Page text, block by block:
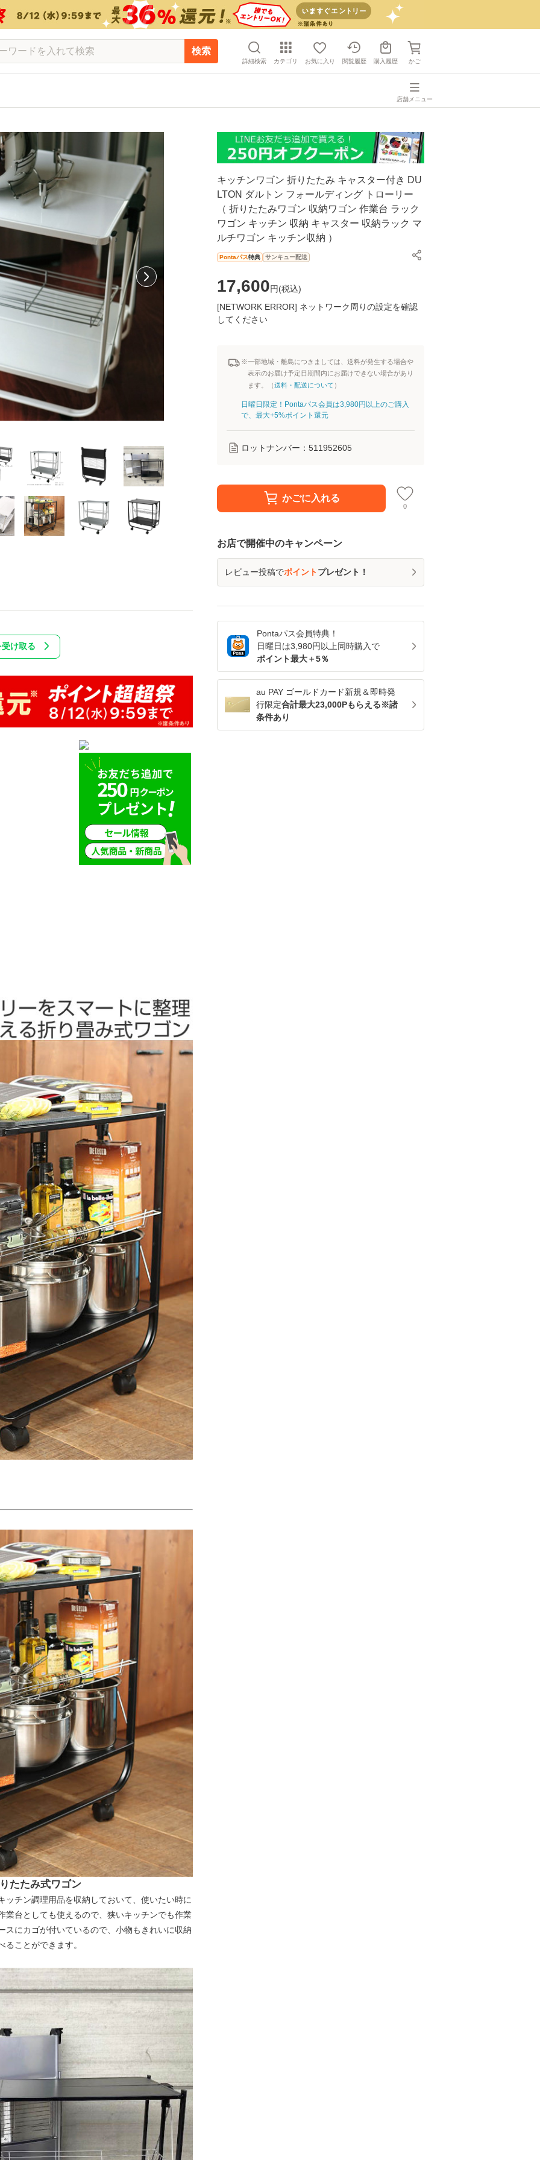
検索
詳細検索 カテゴリ お気に入り 閲覧履歴 購入履歴 かご
店舗メニュー
キッチンワゴン 折りたたみ キャスター付き DU
LTON ダルトン フォールディング トローリー
（ 折りたたみワゴン 収納ワゴン 作業台 ラック
ワゴン キッチン 収納 キャスター 収納ラック マ
ルチワゴン キッチン収納 ）
Pontaパス特典 サンキュー配送
17,600円(税込)
[NETWORK ERROR] ネットワーク周りの設定を確認
してください
※一部地域・離島につきましては、送料が発生する場合や
表示のお届け予定日期間内にお届けできない場合があり
ます。（送料・配送について ）
日曜日限定！Pontaパス会員は3,980円以上のご購入
で、最大+5%ポイント還元
ロットナンバー： 511952605
かごに入れる
0
お店で開催中のキャンペーン
レビュー投稿でポイントプレゼント！
Pontaパス会員特典！
日曜日は3,980円以上同時購入で
ポイント最大＋5％
au PAY ゴールドカード新規＆即時発
行限定合計最大23,000Pもらえる※諸
条件あり
け取る
たたみ式ワゴン
ッチン調理用品を収納しておいて、使いたい時に
業台としても使えるので、狭いキッチンでも作業
スにカゴが付いているので、小物もきれいに収納
ことができます。